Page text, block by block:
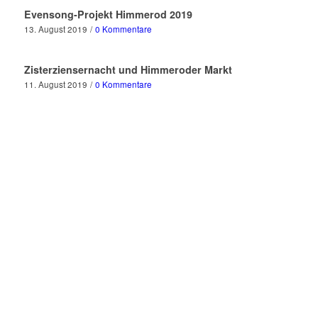
Evensong-Projekt Himmerod 2019
13. August 2019 / 0 Kommentare
Zisterziensernacht und Himmeroder Markt
11. August 2019 / 0 Kommentare